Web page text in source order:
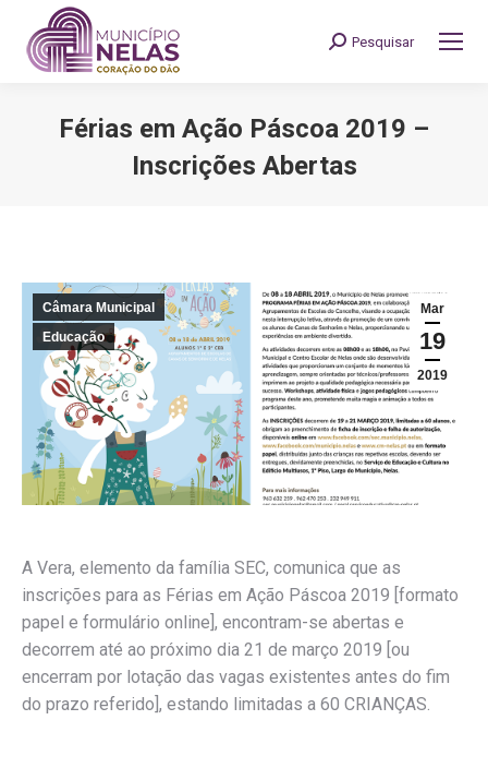
Search:
Pesquisar
Férias em Ação Páscoa 2019 –
Inscrições Abertas
Mar
19
2019
Câmara Municipal
Educação
A Vera, elemento da família SEC, comunica que as
inscrições para as Férias em Ação Páscoa 2019 [formato
papel e formulário online], encontram-se abertas e
decorrem até ao próximo dia 21 de março 2019 [ou
encerram por lotação das vagas existentes antes do fim
do prazo referido], estando limitadas a 60 CRIANÇAS.